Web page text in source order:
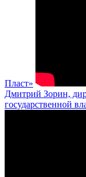
Пласт»
Дмитрий Зорин,
государственной